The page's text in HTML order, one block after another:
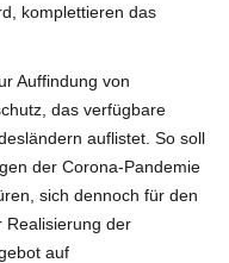
komplettieren das
Auffindung von
das verfügbare
auflistet. So soll
der Corona-Pandemie
sich dennoch für den
Realisierung der
auf